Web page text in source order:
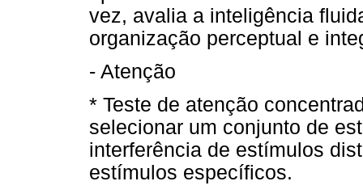
vez, avalia a inteligência
organização perceptual e
- Atenção
* Teste de atenção
selecionar um conjunto de
interferência de estímulos
estímulos específicos.